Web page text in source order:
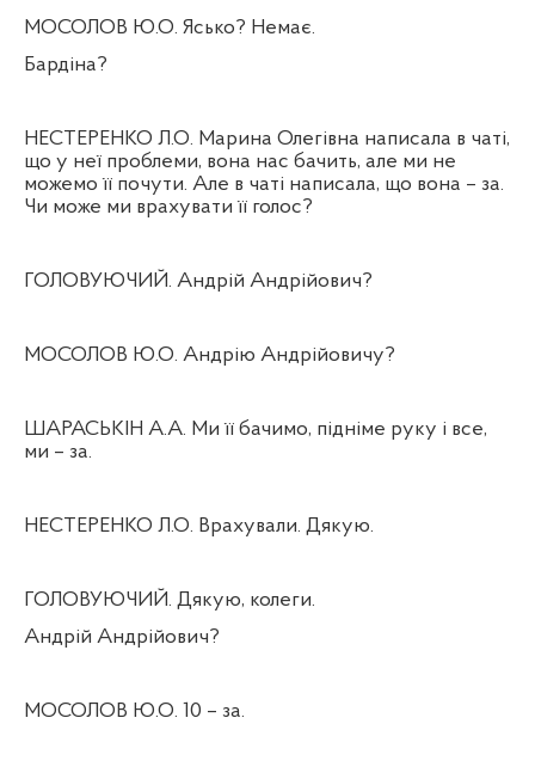
МОСОЛОВ Ю.О. Ясько? Немає.
Бардіна?
НЕСТЕРЕНКО Л.О. Марина Олегівна написала в чаті,
що у неї проблеми, вона нас бачить, але ми не
можемо її почути. Але в чаті написала, що вона – за.
Чи може ми врахувати її голос?
ГОЛОВУЮЧИЙ. Андрій Андрійович?
МОСОЛОВ Ю.О. Андрію Андрійовичу?
ШАРАСЬКІН А.А. Ми її бачимо, підніме руку і все,
ми – за.
НЕСТЕРЕНКО Л.О. Врахували. Дякую.
ГОЛОВУЮЧИЙ. Дякую, колеги.
Андрій Андрійович?
МОСОЛОВ Ю.О. 10 – за.